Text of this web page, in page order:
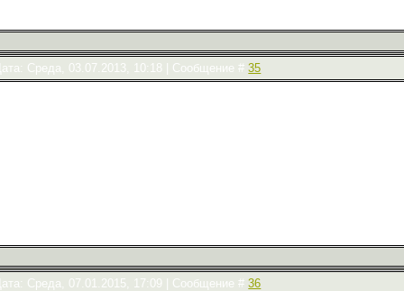
Среда, 03.07.2013, 10:18 | Сообщение #35
Среда, 07.01.2015, 17:09 | Сообщение #36